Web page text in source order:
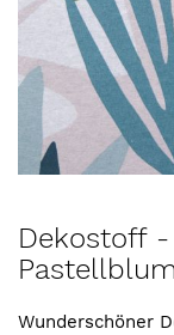
Anfang
der
springen
Dekostoff -
Wunderschöner